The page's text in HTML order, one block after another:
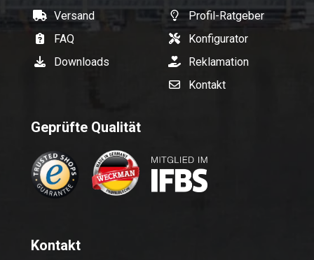
Versand
FAQ
Downloads
Profil-Ratgeber
Konfigurator
Reklamation
Kontakt
Geprüfte Qualität
Kontakt